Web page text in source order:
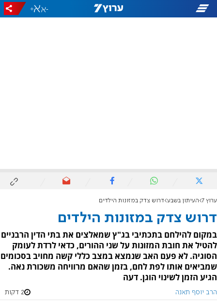
-
+
ערוץ 7 העיתון בשבע דרוש צדק במזונות הילדים
דרוש צדק במזונות הילדים
במקום להילחם בתכתיבי בג"ץ שמאלצים את בתי הדין הרבניים
להטיל את חובת המזונות על שני ההורים, כדאי לרדת לעומק
הסוגיה. לא פעם האב שנמצא במצב כללי קשה מחויב בסכומים
שמביאים אותו לפת לחם, בזמן שהאם מרוויחה משכורת נאה.
הגיע הזמן לשינוי הוגן. דעה
הרב יוסף תאנה 2 דקות